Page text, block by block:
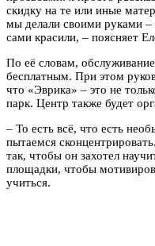
скидку на те или иные
мы делали своими руками –
сами красили, – поясняет
По её словам,
бесплатным. При этом
что «Эврика» – это не
парк. Центр также будет
– То есть всё, что есть
пытаемся
так, чтобы он захотел
площадки, чтобы
учиться.